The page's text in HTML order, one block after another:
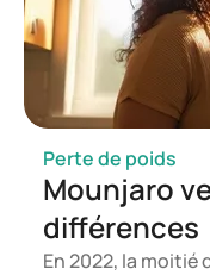
Perte de poids
Mounjaro
différences
En 2022, la moitié